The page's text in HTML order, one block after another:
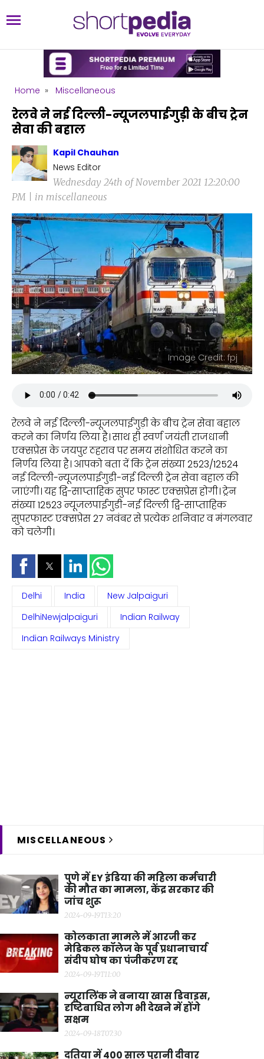
Home » Miscellaneous
रेलवे ने नई दिल्ली-न्यूजलपाईगुड़ी के बीच ट्रेन
सेवा की बहाल
Kapil Chauhan
News Editor
Wednesday 24th of November 2021 12:20:00
PM | in miscellaneous
Image Credit: fpj
रेलवे ने नई दिल्ली-न्यूजलपाईगुड़ी के बीच ट्रेन सेवा बहाल
करने का निर्णय लिया है। साथ ही स्वर्ण जयंती राजधानी
एक्सप्रेस के जयपुर ठहराव पर समय संशोधित करने का
निर्णय लिया है। आपको बता दें कि ट्रेन संख्या 2523/12524
नई दिल्ली-न्यूजलपाईगुडी-नई दिल्ली ट्रेन सेवा बहाल की
जाएंगी। यह द्वि-साप्ताहिक सुपर फास्ट एक्सप्रेस होगी। ट्रेन
संख्या 12523 न्यूजलपाईगुडी-नई दिल्ली द्वि-साप्ताहिक
सुपरफास्ट एक्सप्रेस 27 नवंबर से प्रत्येक शनिवार व मंगलवार
को चलेगी।
Delhi India
New Jalpaiguri
DelhiNewjalpaiguri
Indian Railway
Indian Railways Ministry
MISCELLANEOUS
पुणे में EY इंडिया की महिला कर्मचारी
की मौत का मामला, केंद्र सरकार की
जांच शुरू
2024-09-19T13:20
कोलकाता मामले में आरजी कर
मेडिकल कॉलेज के पूर्व प्रधानाचार्य
संदीप घोष का पंजीकरण रद्द
2024-09-19T11:00
न्यूरालिंक ने बनाया खास डिवाइस,
दृष्टिबाधित लोग भी देखने में होंगे
सक्षम
2024-09-18T07:30
दतिया में 400 साल पुरानी दीवार